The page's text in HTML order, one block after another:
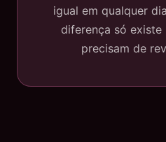
igual em qualquer
diferença só existe
precisam de